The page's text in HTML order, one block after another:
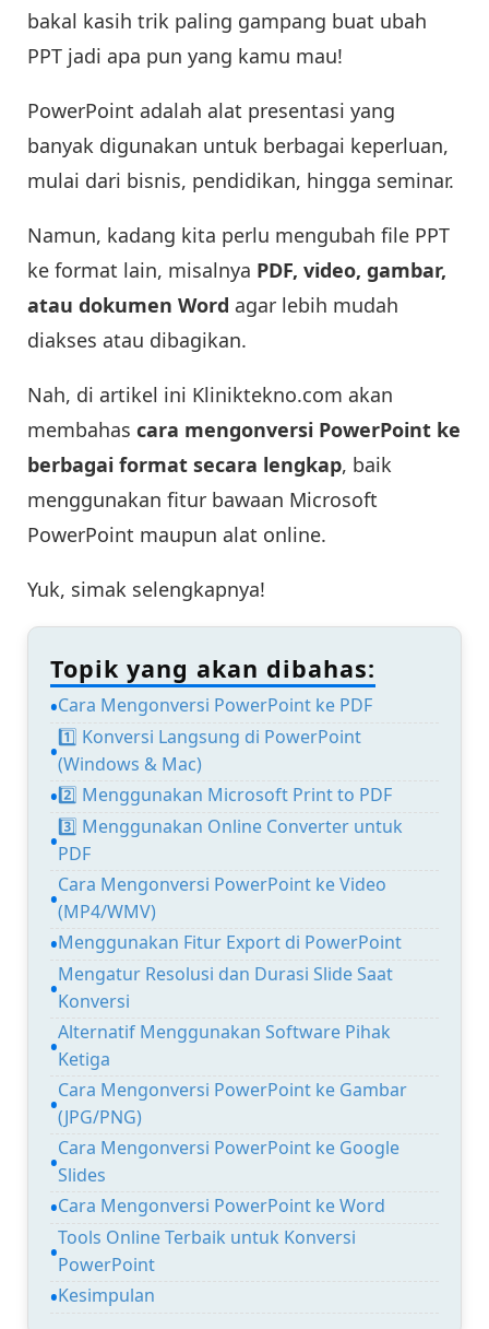
bakal kasih trik paling gampang buat ubah
PPT jadi apa pun yang kamu mau!
PowerPoint adalah alat presentasi yang
banyak digunakan untuk berbagai keperluan,
mulai dari bisnis, pendidikan, hingga seminar.
Namun, kadang kita perlu mengubah file PPT
ke format lain, misalnya PDF, video, gambar,
atau dokumen Word agar lebih mudah
diakses atau dibagikan.
Nah, di artikel ini Kliniktekno.com akan
membahas cara mengonversi PowerPoint ke
berbagai format secara lengkap, baik
menggunakan fitur bawaan Microsoft
PowerPoint maupun alat online.
Yuk, simak selengkapnya!
Topik yang akan dibahas:
Cara Mengonversi PowerPoint ke PDF
1️⃣ Konversi Langsung di PowerPoint
(Windows & Mac)
2️⃣ Menggunakan Microsoft Print to PDF
3️⃣ Menggunakan Online Converter untuk
PDF
Cara Mengonversi PowerPoint ke Video
(MP4/WMV)
Menggunakan Fitur Export di PowerPoint
Mengatur Resolusi dan Durasi Slide Saat
Konversi
Alternatif Menggunakan Software Pihak
Ketiga
Cara Mengonversi PowerPoint ke Gambar
(JPG/PNG)
Cara Mengonversi PowerPoint ke Google
Slides
Cara Mengonversi PowerPoint ke Word
Tools Online Terbaik untuk Konversi
PowerPoint
Kesimpulan